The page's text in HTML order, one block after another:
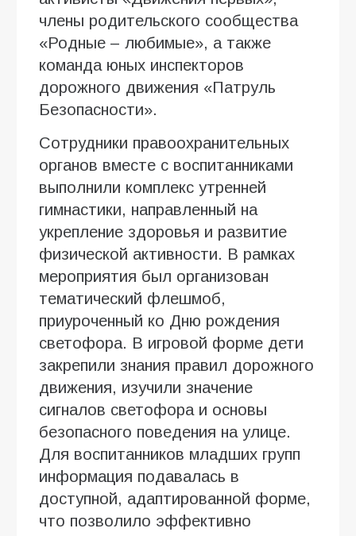
члены родительского сообщества
«Родные – любимые», а также
команда юных инспекторов
дорожного движения «Патруль
Безопасности».
Сотрудники правоохранительных
органов вместе с воспитанниками
выполнили комплекс утренней
гимнастики, направленный на
укрепление здоровья и развитие
физической активности. В рамках
мероприятия был организован
тематический флешмоб,
приуроченный ко Дню рождения
светофора. В игровой форме дети
закрепили знания правил дорожного
движения, изучили значение
сигналов светофора и основы
безопасного поведения на улице.
Для воспитанников младших групп
информация подавалась в
доступной, адаптированной форме,
что позволило эффективно